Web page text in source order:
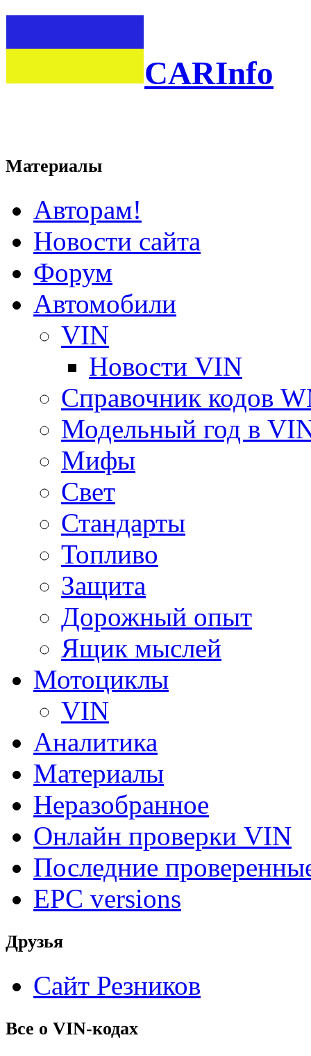
CARInfo
Материалы
Авторам!
Новости сайта
Форум
Автомобили
VIN
Новости VIN
Справочник кодов
Модельный год в
Мифы
Свет
Стандарты
Топливо
Защита
Дорожный опыт
Ящик мыслей
Мотоциклы
VIN
Аналитика
Материалы
Неразобранное
Онлайн проверки VIN
Последние
EPC versions
Друзья
Сайт Резников
Все о VIN-кодах